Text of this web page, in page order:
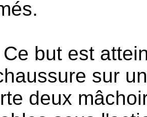
Ce but est
sur
deux